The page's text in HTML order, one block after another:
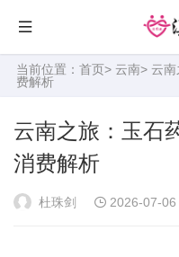
当前位置： 首页> 云南> 云
费解析
云南之旅：玉石
消费解析
杜珠剑 2026-07-